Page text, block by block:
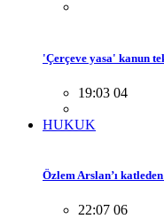
'Çerçeve yasa' kanun
19:03 04
HUKUK
Özlem Arslan’ı
22:07 06